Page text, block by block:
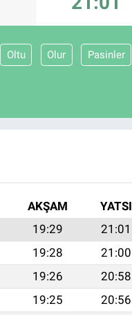
Oltu Olur Pasinler
AKŞAM
YATSI
19:29
21:01
19:28
21:00
19:26
20:58
19:25
20:56